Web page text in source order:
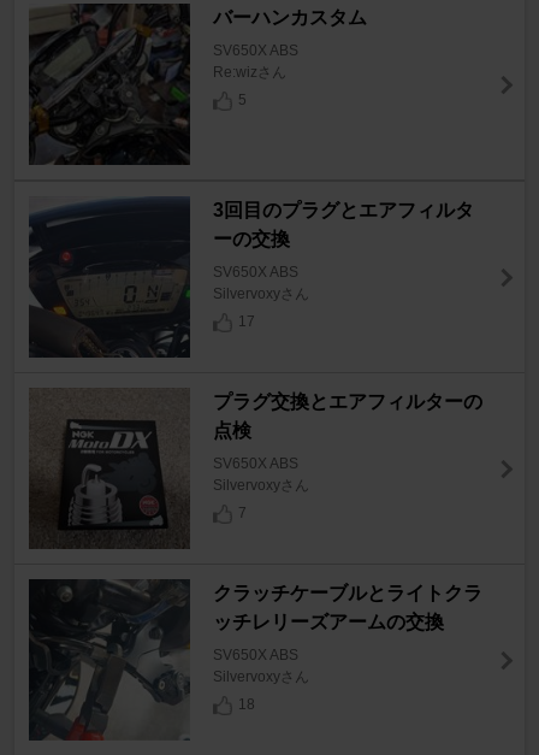
バーハンカスタム
SV650X ABS
Re:wizさん
5
3回目のプラグとエアフィルタ
ーの交換
SV650X ABS
Silvervoxyさん
17
プラグ交換とエアフィルターの
点検
SV650X ABS
Silvervoxyさん
7
クラッチケーブルとライトクラ
ッチレリーズアームの交換
SV650X ABS
Silvervoxyさん
18